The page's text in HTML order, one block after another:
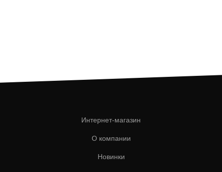
Интернет-магазин
О компании
Новинки